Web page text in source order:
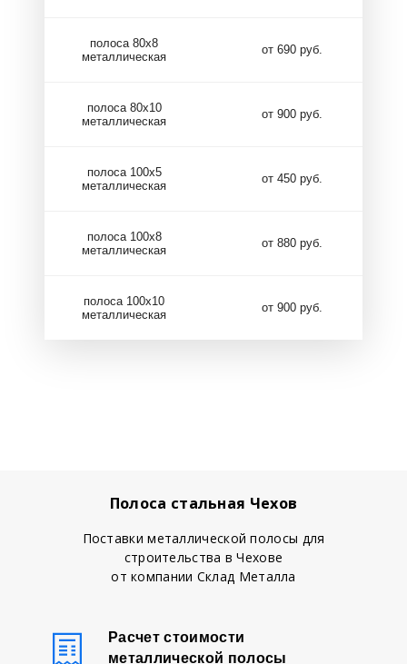
полоса 80х8
металлическая
от 690 руб.
полоса 80х10
металлическая
от 900 руб.
полоса 100х5
металлическая
от 450 руб.
полоса 100х8
металлическая
от 880 руб.
полоса 100х10
металлическая
от 900 руб.
Полоса стальная Чехов
Поставки металлической полосы для
строительства в Чехове
от компании Склад Металла
Расчет стоимости
металлической полосы